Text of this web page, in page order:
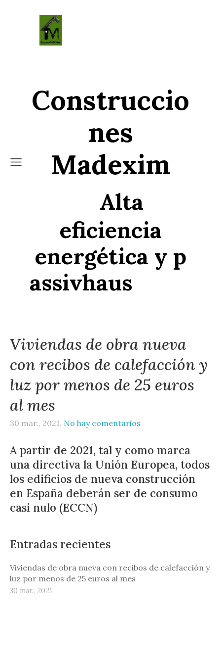
Construccio
nes
Madexim
Alta
eficiencia
energética y p
assivhaus
Entradas recientes
Viviendas de obra nueva con recibos de calefacción y
luz por menos de 25 euros al mes
30 mar., 2021
Viviendas de obra nueva
con recibos de calefacción y
luz por menos de 25 euros
al mes
30 mar., 2021, No hay comentarios
A partir de 2021, tal y como marca
una directiva la Unión Europea, todos
los edificios de nueva construcción
en España deberán ser de consumo
casi nulo (ECCN)